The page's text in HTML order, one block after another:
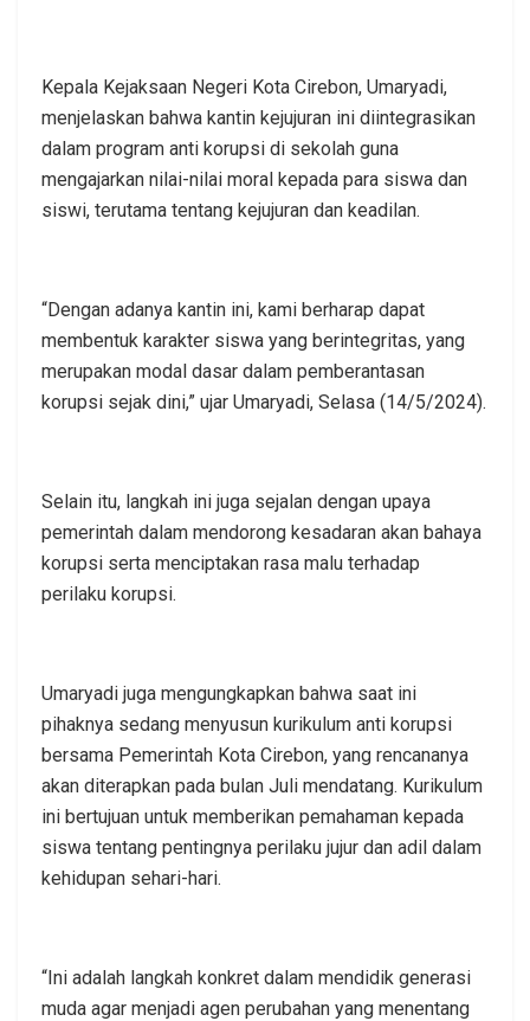
Kepala Kejaksaan Negeri Kota Cirebon, Umaryadi,
menjelaskan bahwa kantin kejujuran ini diintegrasikan
dalam program anti korupsi di sekolah guna
mengajarkan nilai-nilai moral kepada para siswa dan
siswi, terutama tentang kejujuran dan keadilan.
“Dengan adanya kantin ini, kami berharap dapat
membentuk karakter siswa yang berintegritas, yang
merupakan modal dasar dalam pemberantasan
korupsi sejak dini,” ujar Umaryadi, Selasa (14/5/2024).
Selain itu, langkah ini juga sejalan dengan upaya
pemerintah dalam mendorong kesadaran akan bahaya
korupsi serta menciptakan rasa malu terhadap
perilaku korupsi.
Umaryadi juga mengungkapkan bahwa saat ini
pihaknya sedang menyusun kurikulum anti korupsi
bersama Pemerintah Kota Cirebon, yang rencananya
akan diterapkan pada bulan Juli mendatang. Kurikulum
ini bertujuan untuk memberikan pemahaman kepada
siswa tentang pentingnya perilaku jujur dan adil dalam
kehidupan sehari-hari.
“Ini adalah langkah konkret dalam mendidik generasi
muda agar menjadi agen perubahan yang menentang